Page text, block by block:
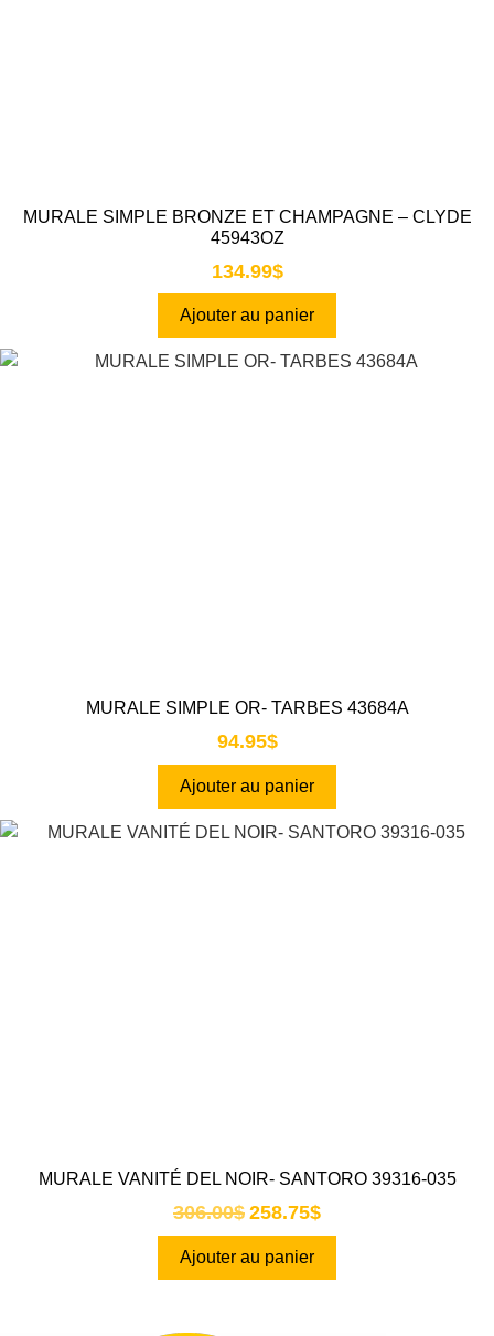
MURALE SIMPLE BRONZE ET CHAMPAGNE – CLYDE
45943OZ
134.99$
Ajouter au panier
MURALE SIMPLE OR- TARBES 43684A
94.95$
Ajouter au panier
MURALE VANITÉ DEL NOIR- SANTORO 39316-035
306.00$ 258.75$
Ajouter au panier